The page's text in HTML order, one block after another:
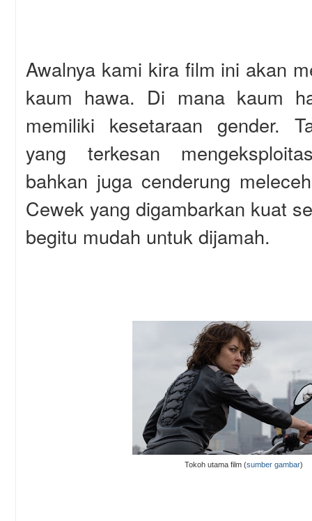
Awalnya kami kira film ini akan
kaum hawa. Di mana kaum
memiliki kesetaraan gender.
yang terkesan
bahkan juga cenderung
Cewek yang digambarkan kuat
begitu mudah untuk dijamah.
Tokoh utama film (sumber gambar)